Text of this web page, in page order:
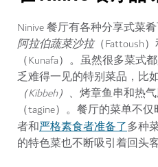
Ninive 餐厅有各种分享式菜
阿拉伯蔬菜沙拉（Fattoush
（Kunafa）。虽然很多菜式
乏难得一见的特别菜品，比
（Kibbeh）、 烤章鱼串和热
（tagine）。餐厅的菜单不
者和严格素食者准备了多种
的特色菜也不断吸引着回头